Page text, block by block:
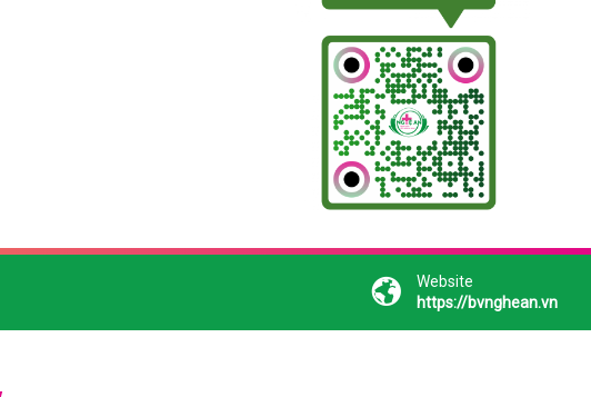
Website
https://bvnghean.vn